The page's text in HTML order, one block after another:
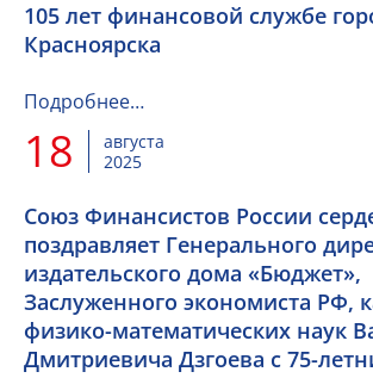
105 лет финансовой службе
Красноярска
Подробнее…
18
августа
2025
Союз Финансистов России
поздравляет Генерального
издательского дома «Бюджет»,
Заслуженного экономиста РФ,
физико-математических наук
Дмитриевича Дзгоева с 75-